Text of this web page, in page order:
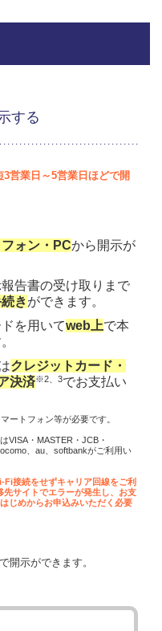
する
営業日～5営業日ほどで開
ォン・PCから開示が
告書の受け取りまで
きができます。
を用いてweb上で本
クレジットカード・
決済※2、3でお支払い
ートフォン等が必要です。
VISA・MASTER・JCB・
、au、softbankがご利用い
Fi接続をせずキャリア回線をご利
サイトでエラーが発生し、お支
じめからお申込みいただく必要
開示ができます。